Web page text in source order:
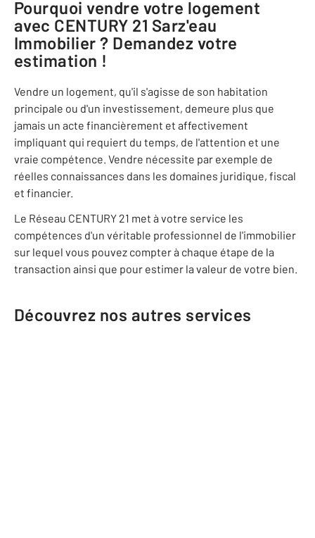
Pourquoi vendre votre logement
avec CENTURY 21 Sarz'eau
Immobilier ? Demandez votre
estimation !
Vendre un logement, qu'il s'agisse de son habitation
principale ou d'un investissement, demeure plus que
jamais un acte financièrement et affectivement
impliquant qui requiert du temps, de l'attention et une
vraie compétence. Vendre nécessite par exemple de
réelles connaissances dans les domaines juridique, fiscal
et financier.
Le Réseau CENTURY 21 met à votre service les
compétences d'un véritable professionnel de l'immobilier
sur lequel vous pouvez compter à chaque étape de la
transaction ainsi que pour estimer la valeur de votre bien.
Découvrez nos autres services